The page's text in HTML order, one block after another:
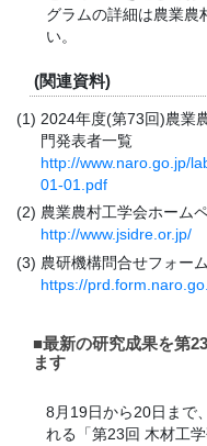
グラムの詳細は農業農
い。
(関連資料)
2024年度(第73回)農業
門発表者一覧
http://www.naro.go.jp/
01-01.pdf
農業農村工学会ホーム
http://www.jsidre.or.jp/
農研機構問合せフォーム
https://
■最新の研究成果を第
ます
8月19日から20日まで
れる「第23回 木材工